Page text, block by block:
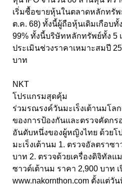
เริ่มซื้อขายหุ้นในตลาดหลักทรัพ
ต.ค. 68) ทั้งนี้ผู้ถือหุ้นเดิมเกือบ
99% ทั้งนี้บริษัทหลักทรัพย์ทั้ง 5
ประเมินช่วงราคาเหมาะสมปี
บาท
NKT
โปรแกรมสุดคุ้ม
ร่วมรณรงค์วันมะเร็งเต้านมโล
ของการป้องกันและตรวจคัดกร
อันดับหนึ่งของผู้หญิงไทย ด้วยโ
มะเร็งเต้านม 1. ตรวจอัลตราซ
บาท 2. ตรวจด้วยเครื่องดิจิทัล
ซาวด์เต้านม ราคา 2,900 บาท
www.nakornthon.com ตั้งแต่วั